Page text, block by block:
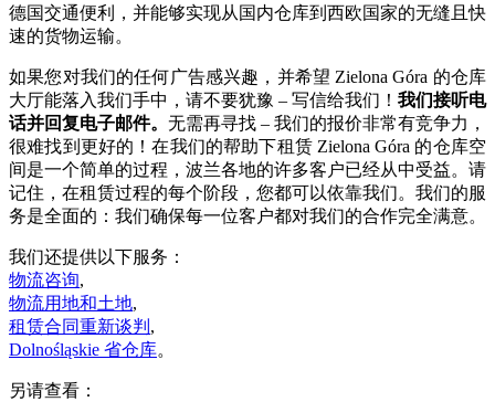
德国交通便利，并能够实现从国内仓库到西欧国家的无缝且快
速的货物运输。
如果您对我们的任何广告感兴趣，并希望 Zielona Góra 的仓库
大厅能落入我们手中，请不要犹豫 – 写信给我们！ 我们接听电
话并回复电子邮件。 无需再寻找 – 我们的报价非常有竞争力，
很难找到更好的！在我们的帮助下租赁 Zielona Góra 的仓库空
间是一个简单的过程，波兰各地的许多客户已经从中受益。请
记住，在租赁过程的每个阶段，您都可以依靠我们。我们的服
务是全面的：我们确保每一位客户都对我们的合作完全满意。
我们还提供以下服务：
物流咨询,
物流用地和土地,
租赁合同重新谈判 ,
Dolnośląskie 省仓库。
另请查看：